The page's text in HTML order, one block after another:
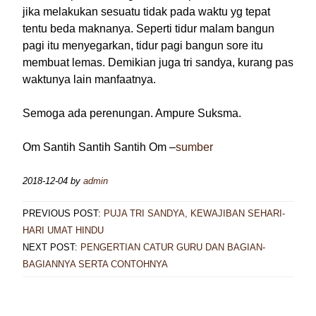
jika melakukan sesuatu tidak pada waktu yg tepat
tentu beda maknanya. Seperti tidur malam bangun
pagi itu menyegarkan, tidur pagi bangun sore itu
membuat lemas. Demikian juga tri sandya, kurang pas
waktunya lain manfaatnya.
Semoga ada perenungan. Ampure Suksma.
Om Santih Santih Santih Om –sumber
2018-12-04 by admin
PREVIOUS POST: PUJA TRI SANDYA, KEWAJIBAN SEHARI-
HARI UMAT HINDU
NEXT POST: PENGERTIAN CATUR GURU DAN BAGIAN-
BAGIANNYA SERTA CONTOHNYA